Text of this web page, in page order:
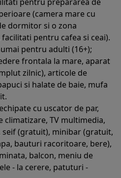
(camera mare cu
dormitor si o zona
pentru cafea si ceai).
pentru adulti (16+);
frontala la mare, aparat
zilnic), articole de
si halate de baie, mufa
cu uscator de par,
climatizare, TV multimedia,
seif (gratuit), minibar (gratuit,
bauturi racoritoare, bere),
balcon, meniu de
- la cerere, patuturi -